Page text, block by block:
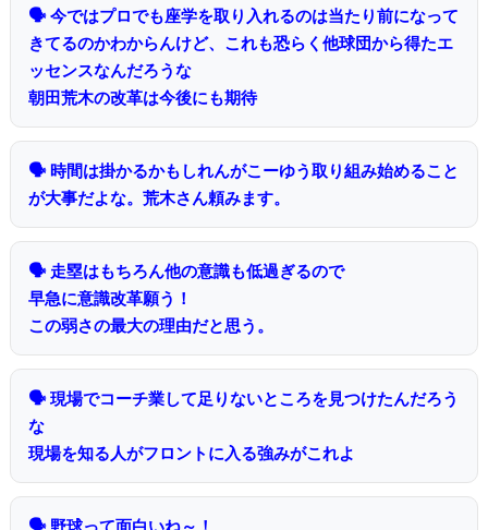
🗣 今ではプロでも座学を取り入れるのは当たり前になって
きてるのかわからんけど、これも恐らく他球団から得たエ
ッセンスなんだろうな
朝田荒木の改革は今後にも期待
🗣 時間は掛かるかもしれんがこーゆう取り組み始めること
が大事だよな。荒木さん頼みます。
🗣 走塁はもちろん他の意識も低過ぎるので
早急に意識改革願う！
この弱さの最大の理由だと思う。
🗣 現場でコーチ業して足りないところを見つけたんだろう
な
現場を知る人がフロントに入る強みがこれよ